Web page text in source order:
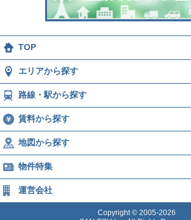
TOP
エリアから探す
路線・駅から探す
賃料から探す
地図から探す
物件特集
運営会社
Copyright © 2005-2026